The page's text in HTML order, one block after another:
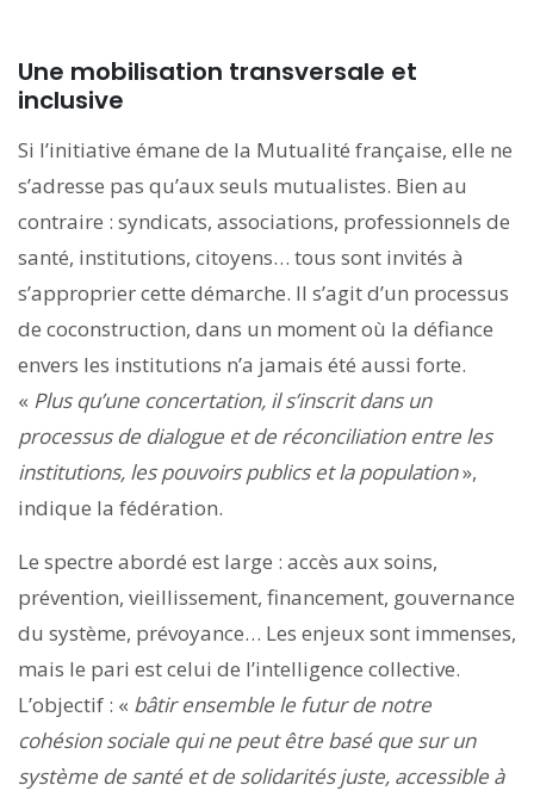
Une mobilisation transversale et
inclusive
Si l’initiative émane de la Mutualité française, elle ne
s’adresse pas qu’aux seuls mutualistes. Bien au
contraire : syndicats, associations, professionnels de
santé, institutions, citoyens… tous sont invités à
s’approprier cette démarche. Il s’agit d’un processus
de coconstruction, dans un moment où la défiance
envers les institutions n’a jamais été aussi forte.
« Plus qu’une concertation, il s’inscrit dans un
processus de dialogue et de réconciliation entre les
institutions, les pouvoirs publics et la population»,
indique la fédération.
Le spectre abordé est large : accès aux soins,
prévention, vieillissement, financement, gouvernance
du système, prévoyance… Les enjeux sont immenses,
mais le pari est celui de l’intelligence collective.
L’objectif : « bâtir ensemble le futur de notre
cohésion sociale qui ne peut être basé que sur un
système de santé et de solidarités juste, accessible à